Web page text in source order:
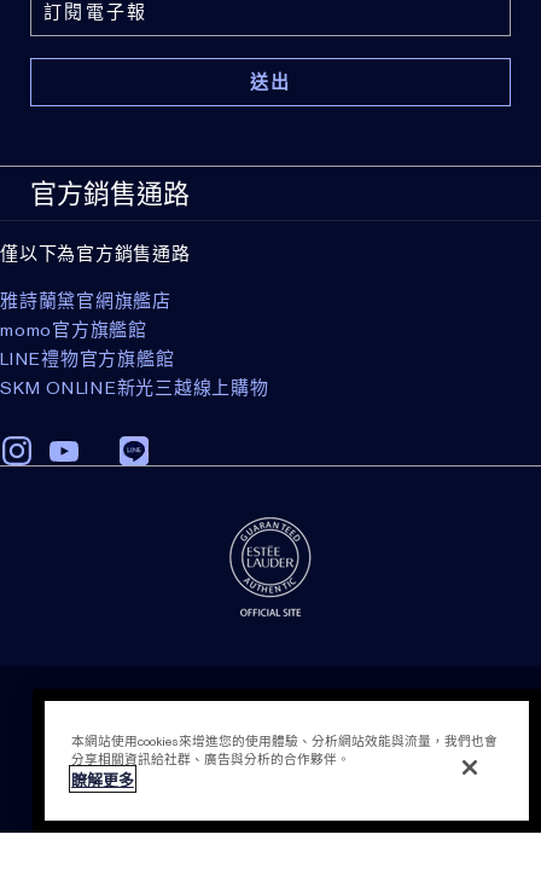
加入購物袋
官方銷售通路
僅以下為官方銷售通路
雅詩蘭黛官網旗艦店
momo官方旗艦館
LINE禮物官方旗艦館
SKM ONLINE新光三越線上購物
隱私權政策
條款細則
會員計畫相關之條款與細則
Cookies 設定
本網站使用cookies來增進您的使用體驗、分析網站效能與流量，我們也會
分享相關資訊給社群、廣告與分析的合作夥伴。
瞭解更多